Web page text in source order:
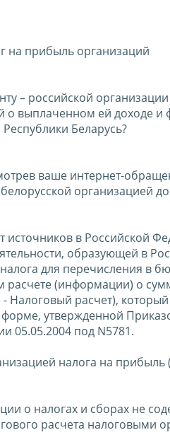
на прибыль организаций
– российской
о выплаченном ей доходе
Беларусь?
ваше интернет-
организацией
источников в Российской
образующей в
налога для перечисления
расчете (информации) о
Налоговый расчет),
утвержденной
05.05.2004 под N5781.
налога на
о налогах и сборах не
расчета налоговыми